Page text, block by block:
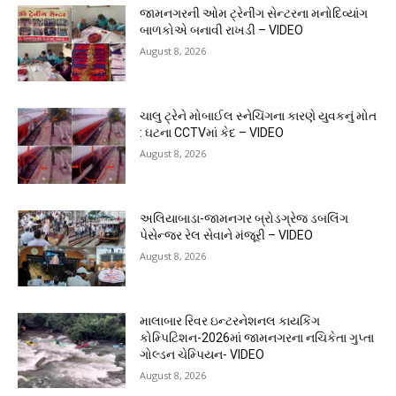
જામનગરની ઓમ ટ્રેનીંગ સેન્ટરના મનોદિવ્યાંગ
બાળકોએ બનાવી રાખડી – VIDEO
August 8, 2026
ચાલુ ટ્રેને મોબાઈલ સ્નેચિંગના કારણે યુવકનું મોત
: ઘટના CCTVમાં કેદ – VIDEO
August 8, 2026
અલિયાબાડા-જામનગર બ્રોડગ્રેજ ડબલિંગ
પેસેન્જર રેલ સેવાને મંજૂરી – VIDEO
August 8, 2026
માલાબાર રિવર ઇન્ટરનેશનલ કાયકિંગ
કોમ્પિટિશન-2026માં જામનગરના નચિકેતા ગુપ્તા
ગોલ્ડન ચેમ્પિયન- VIDEO
August 8, 2026